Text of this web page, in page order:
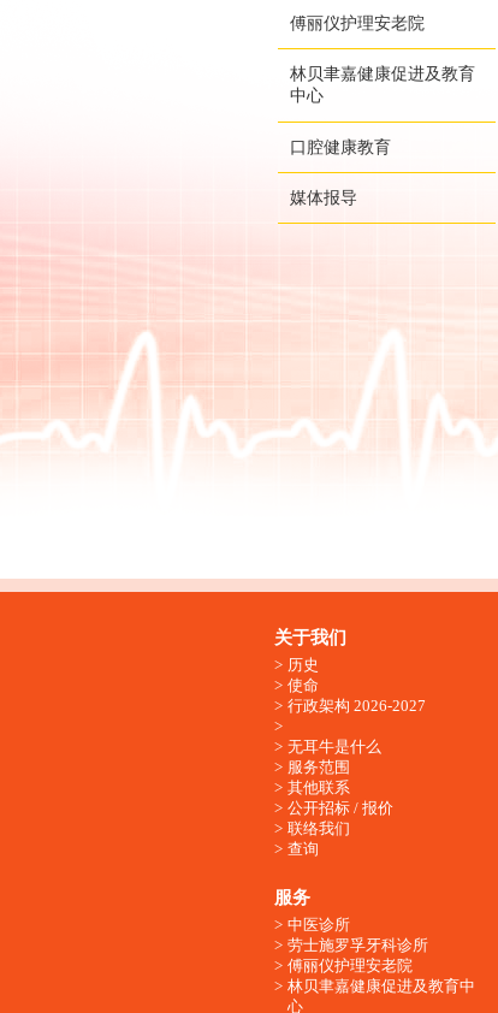
傅丽仪护理安老院
林贝聿嘉健康促进及教育
中心
口腔健康教育
媒体报导
关于我们
历史
使命
行政架构 2026-2027
无耳牛是什么
服务范围
其他联系
公开招标 / 报价
联络我们
查询
服务
中医诊所
劳士施罗孚牙科诊所
傅丽仪护理安老院
林贝聿嘉健康促进及教育中
心